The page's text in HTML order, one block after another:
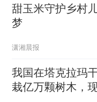
甜玉米守护乡村
梦
潇湘晨报
我国在塔克拉玛
栽亿万颗树木，